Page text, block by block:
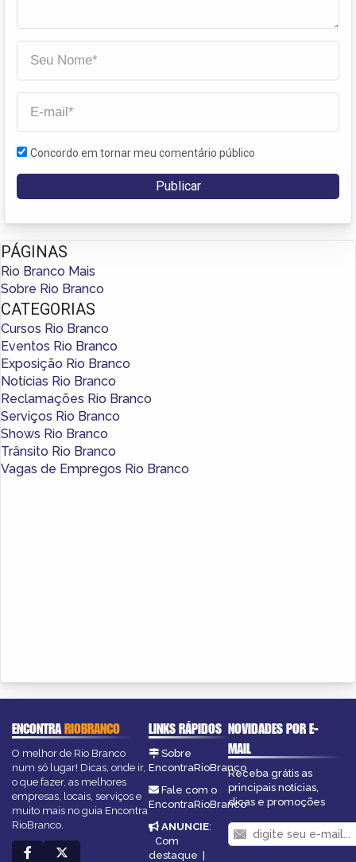
Concordo em tornar meu comentário público
PÁGINAS
Rio Branco Mais
Sobre Rio Branco
CATEGORIAS
Cursos Rio Branco
Eventos Rio Branco
Exposição Rio Branco
Notícias Rio Branco
Reclamações Rio Branco
Serviços Rio Branco
Shows Rio Branco
Trânsito Rio Branco
Vagas de Empregos Rio Branco
ENCONTRARIOBRANCO
O melhor de Rio Branco
num só lugar! Dicas, onde ir,
o que fazer, as melhores
empresas, locais, serviços e
muito mais no guia Encontra
RioBranco.
LINKS RÁPIDOS
Sobre
EncontraRioBranco
Fale com o
EncontraRioBranco
ANUNCIE:
Com
destaque
NOVIDADES POR E-
MAIL
Receba grátis as
principais notícias,
dicas e promoções